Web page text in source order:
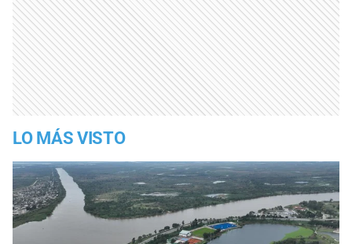
LO MÁS VISTO